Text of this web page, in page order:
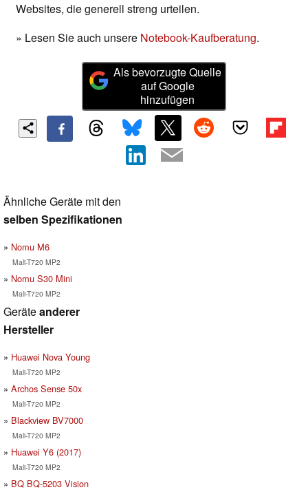
Websites, die generell streng urteilen.
» Lesen Sie auch unsere Notebook-Kaufberatung.
Als bevorzugte Quelle
auf Google
hinzufügen
Ähnliche Geräte mit den
selben Spezifikationen
Nomu M6
Mali-T720 MP2
Nomu S30 Mini
Mali-T720 MP2
Geräteanderer
Hersteller
Huawei Nova Young
Mali-T720 MP2
Archos Sense 50x
Mali-T720 MP2
Blackview BV7000
Mali-T720 MP2
Huawei Y6 (2017)
Mali-T720 MP2
BQ BQ-5203 Vision